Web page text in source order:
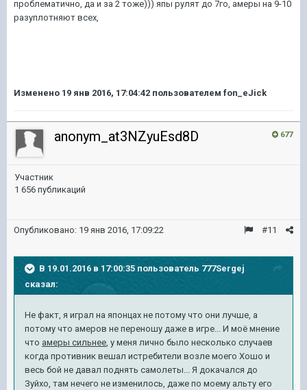
проблематично, да и за 2 тоже))) япы рулят до 7го, амеры на 9-10
разуплотняют всех,
Изменено 19 янв 2016, 17:04:42 пользователем fon_eJick
677
anonym_at3NZyuEsd8D
Участник
1 656 публикаций
#11
Опубликовано: 19 янв 2016, 17:09:22
В 19.01.2016 в 17:00:35 пользователь 777Sergej
сказал:
Не факт, я играл на японцах не потому что они лучше, а
потому что амеров не переношу даже в игре... И моё мнение
что амеры сильнее , у меня лично было несколько случаев
когда противник вешал истребители возле моего Хошо и
весь бой не давал поднять самолеты... Я докачался до
Зуйхо, там нечего не изменилось, даже по моему альту его